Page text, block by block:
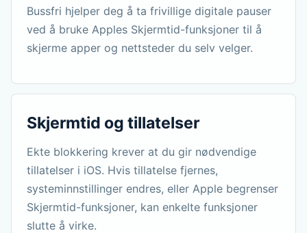
Bussfri hjelper deg å ta frivillige digitale pauser
ved å bruke Apples Skjermtid-funksjoner til å
skjerme apper og nettsteder du selv velger.
Skjermtid og tillatelser
Ekte blokkering krever at du gir nødvendige
tillatelser i iOS. Hvis tillatelse fjernes,
systeminnstillinger endres, eller Apple begrenser
Skjermtid-funksjoner, kan enkelte funksjoner
slutte å virke.